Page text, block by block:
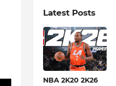
Latest Posts
NBA 2K20 2K26